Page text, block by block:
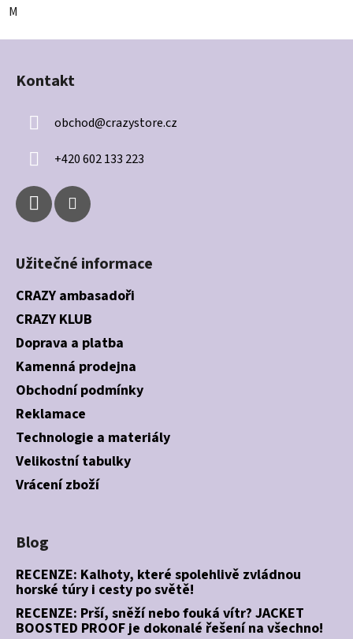
M
Z
Kontakt
obchod@crazystore.cz
+420 602 133 223
Užitečné informace
CRAZY ambasadoři
CRAZY KLUB
Doprava a platba
Kamenná prodejna
Obchodní podmínky
Reklamace
Technologie a materiály
Velikostní tabulky
Vrácení zboží
Blog
RECENZE: Kalhoty, které spolehlivě zvládnou
horské túry i cesty po světě!
RECENZE: Prší, sněží nebo fouká vítr? JACKET
BOOSTED PROOF je dokonalé řešení na všechno!